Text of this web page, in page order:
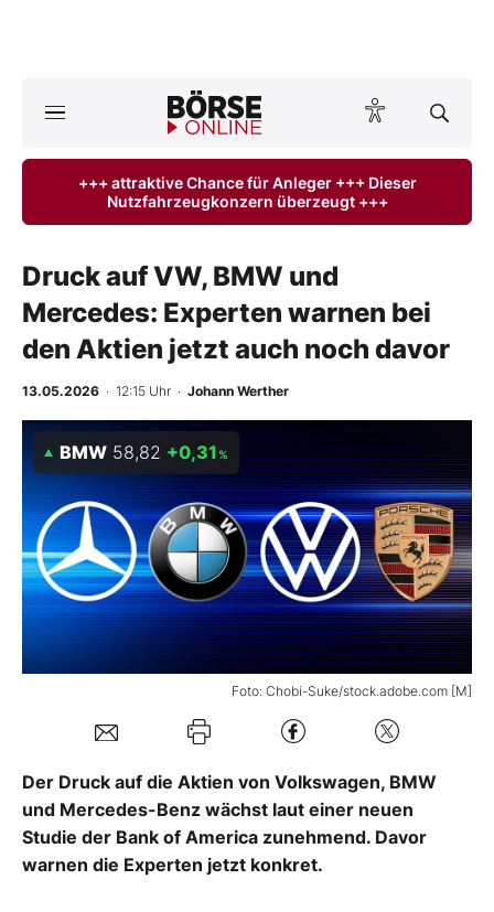
ktuelle Ausgabe BÖRSE ONLINE lesen
Anlageprodukte
Finanz-Check
BO-Musterdepots
Experten
Mein B:O
Mein Konto
+++ attraktive Chance für Anleger +++ Dieser
Nutzfahrzeugkonzern überzeugt +++
Druck auf VW, BMW und
Mercedes: Experten warnen bei
den Aktien jetzt auch noch davor
13.05.2026 · 12:15 Uhr · Johann Werther
Foto: Chobi-Suke/stock.adobe.com [M]
BMW 58,82 +0,31 %
Der Druck auf die Aktien von Volkswagen, BMW
und Mercedes-Benz wächst laut einer neuen
Studie der Bank of America zunehmend. Davor
warnen die Experten jetzt konkret.